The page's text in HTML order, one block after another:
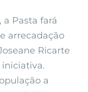
Pasta fará
arrecadação
Ricarte
a